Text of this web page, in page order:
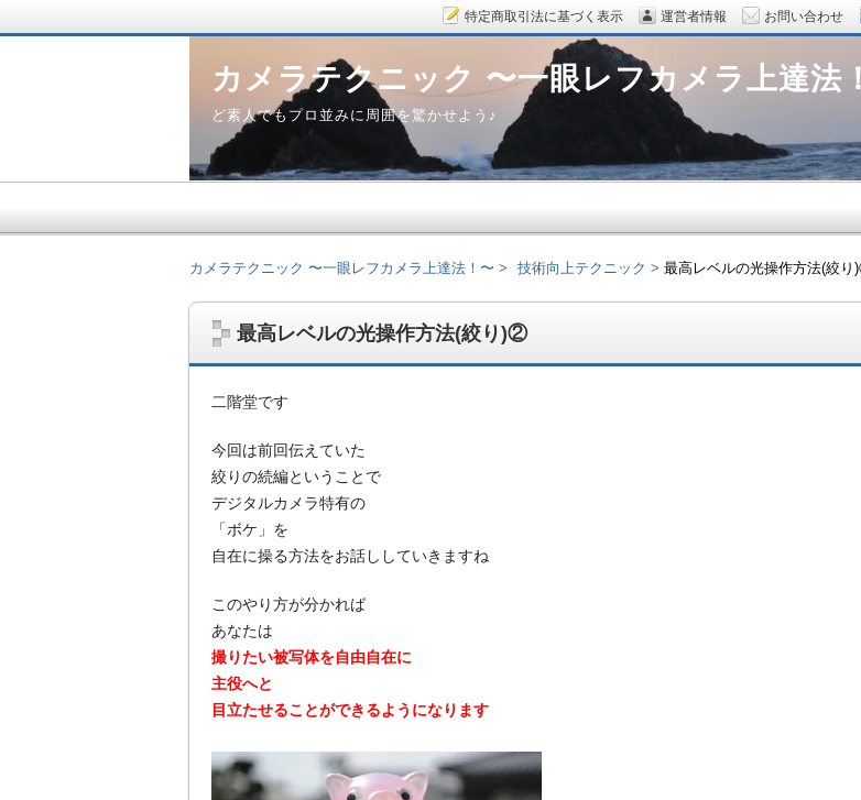
最高レベルの光操作方法(絞り)②
二階堂です
今回は前回伝えていた
絞りの続編ということで
デジタルカメラ特有の
「ボケ」を
自在に操る方法をお話ししていきますね
このやり方が分かれば
あなたは
撮りたい被写体を自由自在に
主役へと
目立たせることができるようになります
カメラテクニック 〜一眼レフカメラ上達法！〜 技術向上テクニック 最高レベルの光操作方法(絞
カメラテクニック 〜一眼レフカメラ上達法
ど素人でもプロ並みに周囲を驚かせよう♪
特定商取引法に基づく表示 運営者情報 お問い合わせ